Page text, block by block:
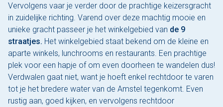
Vervolgens vaar je verder door de prachtige keizersgracht
in zuidelijke richting. Varend over deze machtig mooie en
unieke gracht passeer je het winkelgebied van de 9
straatjes. Het winkelgebied staat bekend om de kleine en
aparte winkels, lunchrooms en restaurants. Een prachtige
plek voor een hapje of om even doorheen te wandelen dus!
Verdwalen gaat niet, want je hoeft enkel rechtdoor te varen
tot je het bredere water van de Amstel tegenkomt. Even
rustig aan, goed kijken, en vervolgens rechtdoor